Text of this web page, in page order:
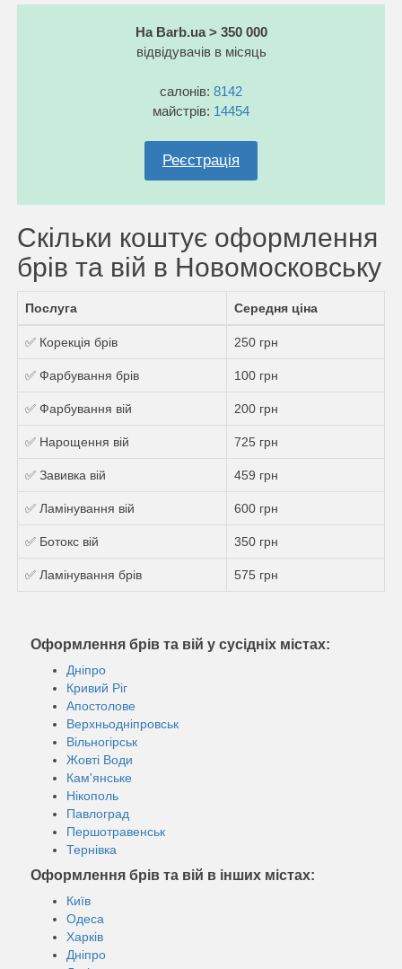
На Barb.ua > 350 000
відвідувачів в місяць
салонів: 8142
майстрів: 14454
Реєстрація
Скільки коштує оформлення
брів та вій в Новомосковську
Послуга Середня ціна
✅ Корекція брів 250 грн
✅ Фарбування брів 100 грн
✅ Фарбування вій 200 грн
✅ Нарощення вій 725 грн
✅ Завивка вій 459 грн
✅ Ламінування вій 600 грн
✅ Ботокс вій 350 грн
✅ Ламінування брів 575 грн
Оформлення брів та вій у сусідніх містах:
Дніпро
Кривий Ріг
Апостолове
Верхньодніпровськ
Вільногірськ
Жовті Води
Кам'янське
Нікополь
Павлоград
Першотравенськ
Тернівка
Оформлення брів та вій в інших містах:
Київ
Одеса
Харків
Дніпро